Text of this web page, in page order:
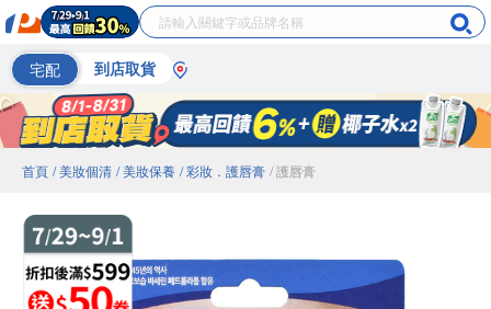
宅配 到店取貨
首頁 / 美妝個清 / 美妝保養 / 彩妝．護唇膏 / 護唇膏